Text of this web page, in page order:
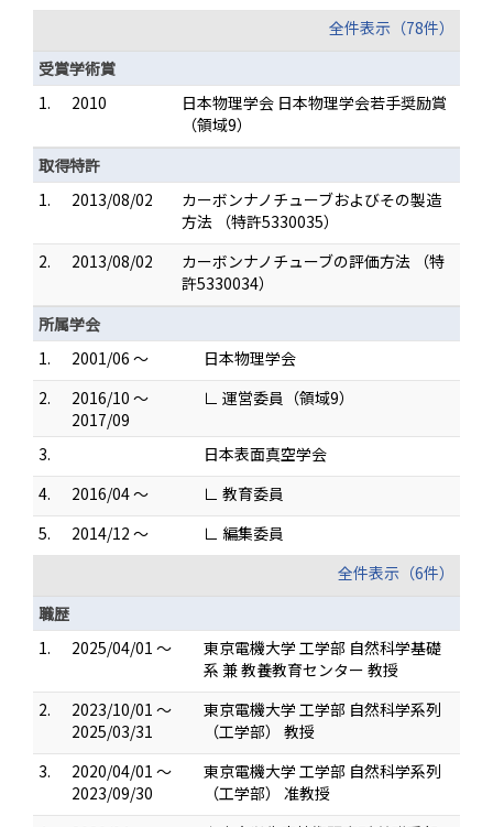
全件表示（78件）
受賞学術賞
1.
2010
日本物理学会 日本物理学会若手奨励賞
（領域9）
取得特許
1.
2013/08/02
カーボンナノチューブおよびその製造
方法 （特許5330035）
2.
2013/08/02
カーボンナノチューブの評価方法 （特
許5330034）
所属学会
1.
2001/06 ～
日本物理学会
2.
2016/10 ～
2017/09
∟ 運営委員（領域9）
3.
日本表面真空学会
4.
2016/04 ～
∟ 教育委員
5.
2014/12 ～
∟ 編集委員
全件表示（6件）
職歴
1.
2025/04/01 ～
東京電機大学 工学部 自然科学基礎
系 兼 教養教育センター 教授
2.
2023/10/01 ～
2025/03/31
東京電機大学 工学部 自然科学系列
（工学部） 教授
3.
2020/04/01 ～
2023/09/30
東京電機大学 工学部 自然科学系列
（工学部） 准教授